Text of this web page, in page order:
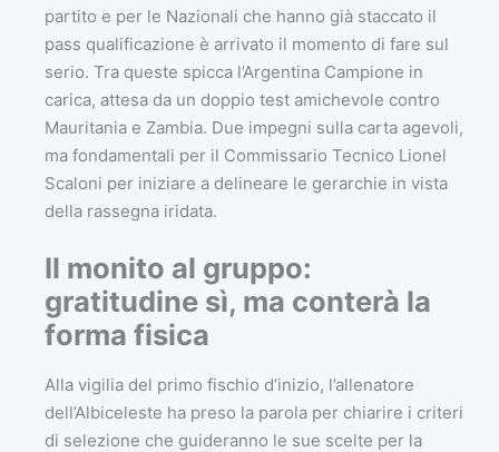
partito e per le Nazionali che hanno già staccato il
pass qualificazione è arrivato il momento di fare sul
serio. Tra queste spicca l’Argentina Campione in
carica, attesa da un doppio test amichevole contro
Mauritania e Zambia. Due impegni sulla carta agevoli,
ma fondamentali per il Commissario Tecnico Lionel
Scaloni per iniziare a delineare le gerarchie in vista
della rassegna iridata.
Il monito al gruppo:
gratitudine sì, ma conterà la
forma fisica
Alla vigilia del primo fischio d’inizio, l’allenatore
dell’Albiceleste ha preso la parola per chiarire i criteri
di selezione che guideranno le sue scelte per la